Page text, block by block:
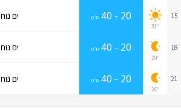
15
31°
20 - 40 ס״מ ים נוח
18
29°
20 - 40 ס״מ ים נוח
21
26°
20 - 40 ס״מ ים נוח